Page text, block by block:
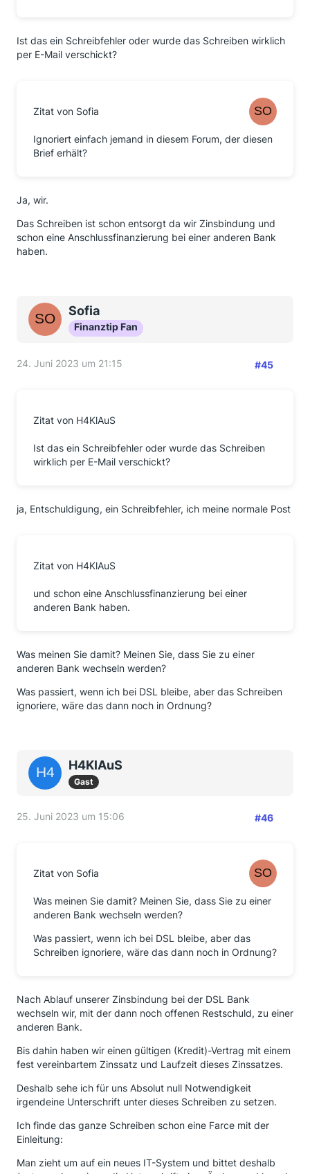
Ist das ein Schreibfehler oder wurde das Schreiben wirklich
per E-Mail verschickt?
Zitat von Sofia
Ignoriert einfach jemand in diesem Forum, der diesen
Brief erhält?
Ja, wir.
Das Schreiben ist schon entsorgt da wir Zinsbindung und
schon eine Anschlussfinanzierung bei einer anderen Bank
haben.
Sofia
Finanztip Fan
24. Juni 2023 um 21:15 #45
Zitat von H4KlAuS
Ist das ein Schreibfehler oder wurde das Schreiben
wirklich per E-Mail verschickt?
ja, Entschuldigung, ein Schreibfehler, ich meine normale Post
Zitat von H4KlAuS
und schon eine Anschlussfinanzierung bei einer
anderen Bank haben.
Was meinen Sie damit? Meinen Sie, dass Sie zu einer
anderen Bank wechseln werden?
Was passiert, wenn ich bei DSL bleibe, aber das Schreiben
ignoriere, wäre das dann noch in Ordnung?
H4KlAuS
Gast
25. Juni 2023 um 15:06 #46
Zitat von Sofia
Was meinen Sie damit? Meinen Sie, dass Sie zu einer
anderen Bank wechseln werden?
Was passiert, wenn ich bei DSL bleibe, aber das
Schreiben ignoriere, wäre das dann noch in Ordnung?
Nach Ablauf unserer Zinsbindung bei der DSL Bank
wechseln wir, mit der dann noch offenen Restschuld, zu einer
anderen Bank.
Bis dahin haben wir einen gültigen (Kredit)-Vertrag mit einem
fest vereinbartem Zinssatz und Laufzeit dieses Zinssatzes.
Deshalb sehe ich für uns Absolut null Notwendigkeit
irgendeine Unterschrift unter dieses Schreiben zu setzen.
Ich finde das ganze Schreiben schon eine Farce mit der
Einleitung:
Man zieht um auf ein neues IT-System und bittet deshalb